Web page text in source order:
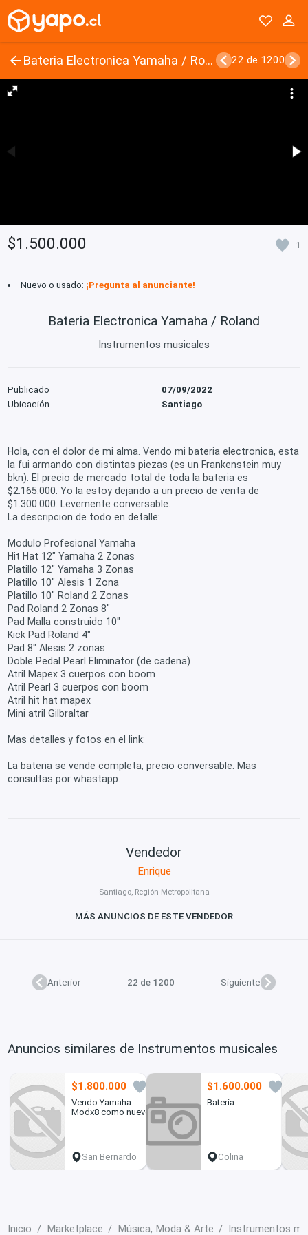
Bateria Electronica Yamaha / Roland 22 de 1200
$1.500.000 1
Nuevo o usado: ¡Pregunta al anunciante!
Bateria Electronica Yamaha / Roland
Instrumentos musicales
Publicado
07/09/2022
Ubicación
Santiago
Hola, con el dolor de mi alma. Vendo mi bateria electronica, esta
la fui armando con distintas piezas (es un Frankenstein muy
bkn). El precio de mercado total de toda la bateria es
$2.165.000. Yo la estoy dejando a un precio de venta de
$1.300.000. Levemente conversable.
La descripcion de todo en detalle:
Modulo Profesional Yamaha
Hit Hat 12" Yamaha 2 Zonas
Platillo 12" Yamaha 3 Zonas
Platillo 10" Alesis 1 Zona
Platillo 10" Roland 2 Zonas
Pad Roland 2 Zonas 8"
Pad Malla construido 10"
Kick Pad Roland 4"
Pad 8" Alesis 2 zonas
Doble Pedal Pearl Eliminator (de cadena)
Atril Mapex 3 cuerpos con boom
Atril Pearl 3 cuerpos con boom
Atril hit hat mapex
Mini atril Gilbraltar
Mas detalles y fotos en el link:
La bateria se vende completa, precio conversable. Mas
consultas por whastapp.
Vendedor
Enrique
Santiago, Región Metropolitana
MÁS ANUNCIOS DE ESTE VENDEDOR
Anterior 22 de 1200 Siguiente
Anuncios similares de Instrumentos musicales
$1.800.000
Vendo Yamaha
Modx8 como nuevo
San Bernardo
$1.600.000
Batería
Colina
Inicio Marketplace Música, Moda & Arte Instrumentos